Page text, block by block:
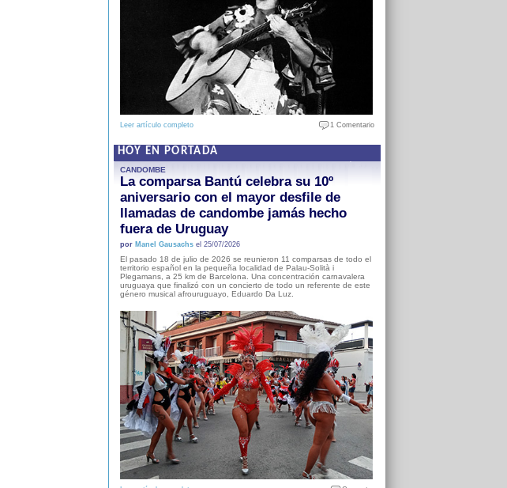
Leer artículo completo 1 Comentario
HOY EN PORTADA
CANDOMBE
La comparsa Bantú celebra su 10º
aniversario con el mayor desfile de
llamadas de candombe jamás hecho
fuera de Uruguay
por Manel Gausachsel 25/07/2026
El pasado 18 de julio de 2026 se reunieron 11 comparsas de todo el
territorio español en la pequeña localidad de Palau-Solità i
Plegamans, a 25 km de Barcelona. Una concentración carnavalera
uruguaya que finalizó con un concierto de todo un referente de este
género musical afrouruguayo, Eduardo Da Luz.